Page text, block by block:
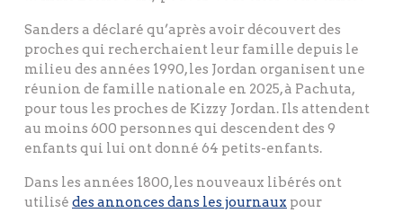
Sanders a déclaré qu’après avoir découvert des
proches qui recherchaient leur famille depuis le
milieu des années 1990, les Jordan organisent une
réunion de famille nationale en 2025, à Pachuta,
pour tous les proches de Kizzy Jordan. Ils attendent
au moins 600 personnes qui descendent des 9
enfants qui lui ont donné 64 petits-enfants.
Dans les années 1800, les nouveaux libérés ont
utilisé des annonces dans les journaux pour